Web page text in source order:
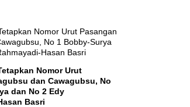
Nomor Urut
dan Cawagubsu, No
dan No 2 Edy
Basri